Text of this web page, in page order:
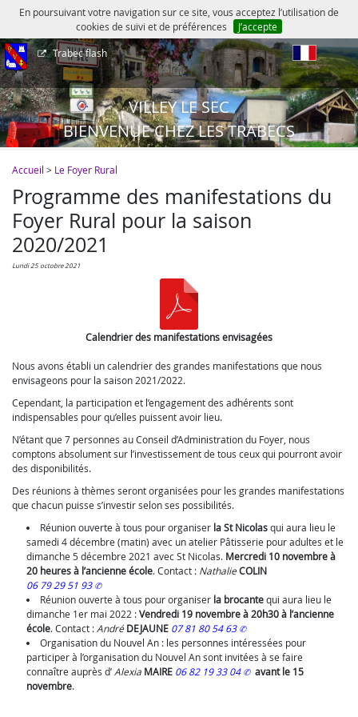
En poursuivant votre navigation sur ce site, vous acceptez l’utilisation de
cookies de suivi et de préférences
J’accepte
Trabec flash
VILLEY LE SEC
BIENVENUE CHEZ LES TRABECS
Accueil > Le Foyer Rural
Programme des manifestations du
Foyer Rural pour la saison
2020/2021
lundi 25 octobre 2021
Calendrier des manifestations envisagées
Nous avons établi un calendrier des grandes manifestations que nous
envisageons pour la saison 2021/2022.
Cependant, la participation et l’engagement des adhérents sont
indispensables pour qu’elles puissent avoir lieu.
N’étant que 7 personnes au Conseil d’Administration du Foyer, nous
comptons absolument sur l’investissement de tous ceux qui pourront avoir
des disponibilités.
Des réunions à thèmes seront organisées pour les grandes manifestations
que chacun puisse s’investir selon ses possibilités.
Réunion ouverte à tous pour organiser la St Nicolasqui aura lieu le
samedi 4 décembre (matin) avec un atelier Pâtisserie pour adultes et le
dimanche 5 décembre 2021 avec St Nicolas. Mercredi 10 novembre à
20 heures à l’ancienne école. Contact : NathalieCOLIN
06 79 29 51 93
Réunion ouverte à tous pour organiser la brocantequi aura lieu le
dimanche 1er mai 2022 :Vendredi 19 novembre à 20h30 à l’ancienne
école. Contact : André DEJAUNE 07 81 80 54 63
Organisation du Nouvel An : les personnes intéressées pour
participer à l’organisation du Nouvel An sont invitées à se faire
connaître auprès d’ Alexia MAIRE 06 82 19 33 04
avant le 15
novembre.